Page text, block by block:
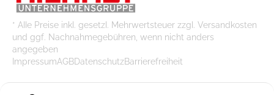
* Alle Preise inkl. gesetzl. Mehrwertsteuer zzgl. Versandkosten
und ggf. Nachnahmegebühren, wenn nicht anders
angegeben
ImpressumAGBDatenschutzBarrierefreiheit